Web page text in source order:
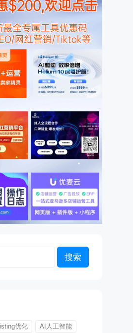
优化 AI人工智能